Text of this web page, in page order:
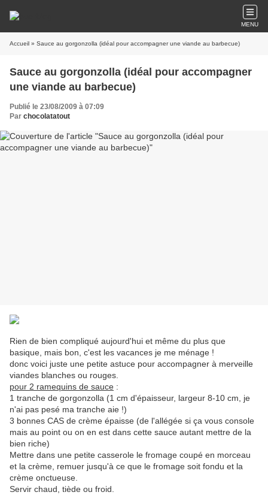
MENU
Accueil » Sauce au gorgonzolla (idéal pour accompagner une viande au barbecue)
Sauce au gorgonzolla (idéal pour accompagner
une viande au barbecue)
Publié le 23/08/2009 à 07:09
Par chocolatatout
Rien de bien compliqué aujourd'hui et même du plus que
basique, mais bon, c'est les vacances je me ménage !
donc voici juste une petite astuce pour accompagner à merveille
viandes blanches ou rouges.
pour 2 ramequins de sauce :
1 tranche de gorgonzolla (1 cm d'épaisseur, largeur 8-10 cm, je
n'ai pas pesé ma tranche aie !)
3 bonnes CAS de crème épaisse (de l'allégée si ça vous console
mais au point ou on en est dans cette sauce autant mettre de la
bien riche)
Mettre dans une petite casserole le fromage coupé en morceau
et la crème, remuer jusqu'à ce que le fromage soit fondu et la
crème onctueuse.
Servir chaud, tiède ou froid.